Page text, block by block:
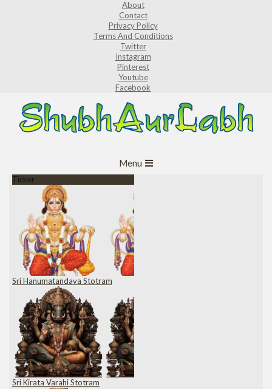
About
Contact
Privacy Policy
Terms And Conditions
Twitter
Instagram
Pinterest
Youtube
Facebook
Navigation
Menu
Ticker
Sri Hanumatandava Stotram
Sri Kirata Varahi Stotram